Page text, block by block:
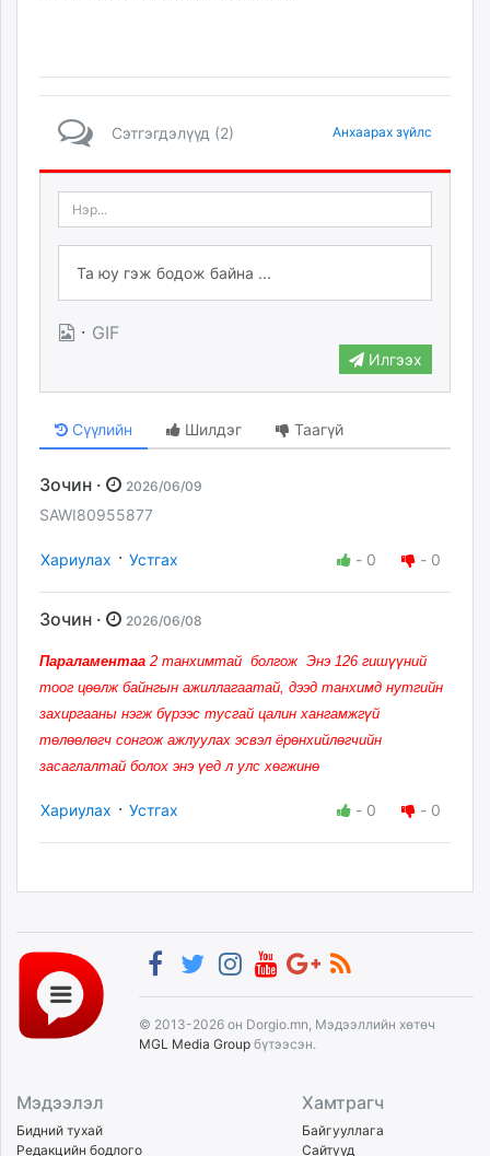
Сэтгэгдэлүүд (2) Анхаарах зүйлс
· GIF
Илгээх
Сүүлийн Шилдэг Таагүй
Зочин · 2026/06/09
SAWI80955877
Хариулах · Устгах - 0 - 0
Зочин · 2026/06/08
Параламентаа 2 танхимтай болгож Энэ 126 гишүүний
тоог цөөлж байнгын ажиллагаатай, дээд танхимд нутгийн
захиргааны нэгж бүрээс тусгай цалин хангамжгүй
төлөөлөгч сонгож ажлуулах эсвэл ёрөнхийлөгчийн
засаглалтай болох энэ үед л улс хөгжинө
Хариулах · Устгах - 0 - 0
© 2013-2026 он Dorgio.mn, Мэдээллийн хөтөч
MGL Media Group бүтээсэн.
Мэдээлэл
Бидний тухай
Редакцийн бодлого
Хамтрагч
Байгууллага
Сайтууд